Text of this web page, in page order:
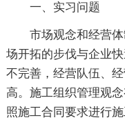
一、实习问题
市场观念和经营
场开拓的步伐与企业
不完善，经营队伍、
高。施工组织管理观
照施工合同要求进行